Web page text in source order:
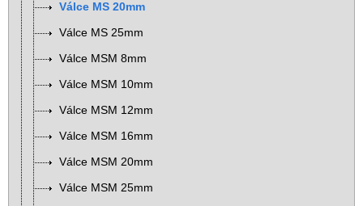
Válce MS 20mm
Válce MS 25mm
Válce MSM 8mm
Válce MSM 10mm
Válce MSM 12mm
Válce MSM 16mm
Válce MSM 20mm
Válce MSM 25mm